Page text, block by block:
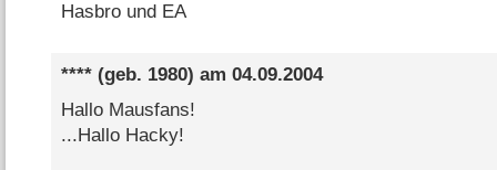
Hasbro und EA
****(geb. 1980) am 04.09.2004
Hallo Mausfans!
...Hallo Hacky!